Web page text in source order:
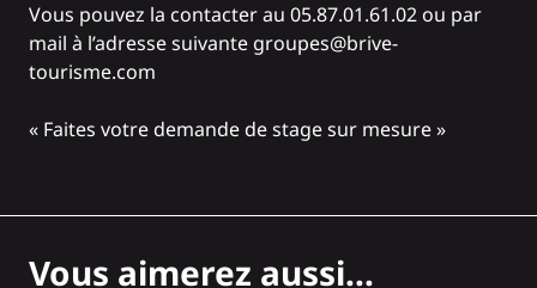
Vous pouvez la contacter au 05.87.01.61.02 ou par
mail à l’adresse suivante groupes@brive-
tourisme.com
« Faites votre demande de stage sur mesure »
Vous aimerez aussi...